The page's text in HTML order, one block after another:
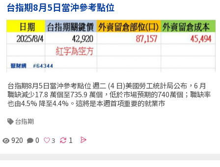
台指期8月5日當沖參考點位
台指期8月5日當沖參考點位 週二 (4 日)美國勞工統計局公布，6 月
職缺減少17.8 萬個至735.9 萬個，低於市場預期的740萬個；職缺率
也由4.5% 降至4.4%。這將是本週首項重要的就業市
台指期
920 0 1